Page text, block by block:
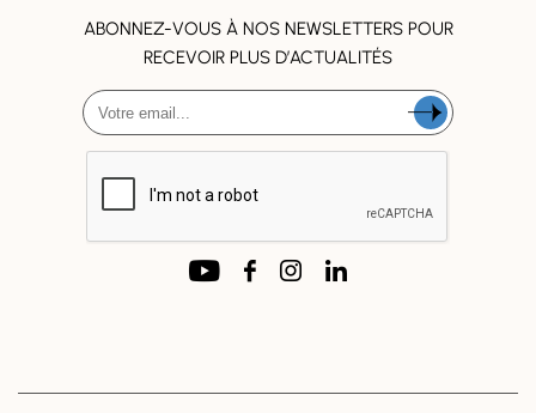
ABONNEZ-VOUS À NOS NEWSLETTERS POUR
RECEVOIR PLUS D’ACTUALITÉS